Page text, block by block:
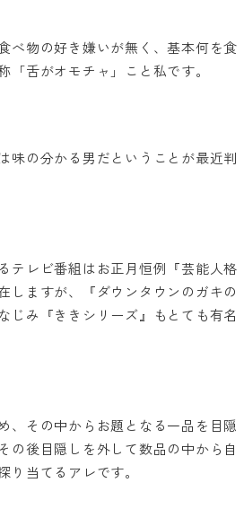
べ物の好き嫌いが無く、基本何を食
「舌がオモチャ」こと私です。
味の分かる男だということが最近判
テレビ番組はお正月恒例『芸能人格
しますが、『ダウンタウンのガキの
じみ『ききシリーズ』もとても有名
、その中からお題となる一品を目隠
の後目隠しを外して数品の中から自
り当てるアレです。